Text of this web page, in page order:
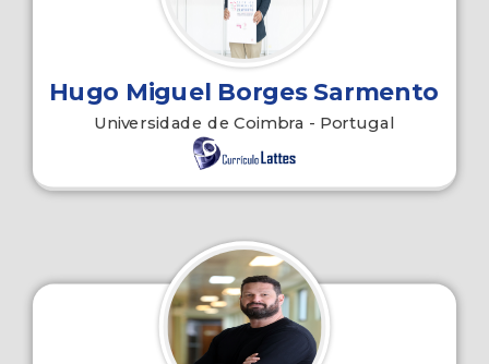
Hugo Miguel Borges Sarmento
Universidade de Coimbra - Portugal